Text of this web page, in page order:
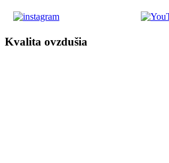
Kvalita ovzdušia